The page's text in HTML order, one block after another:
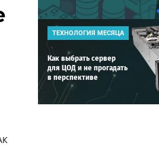
ТЕХНОЛОГИЯ МЕСЯЦА
Как выбрать сервер
для ЦОД и не прогадать
в перспективе